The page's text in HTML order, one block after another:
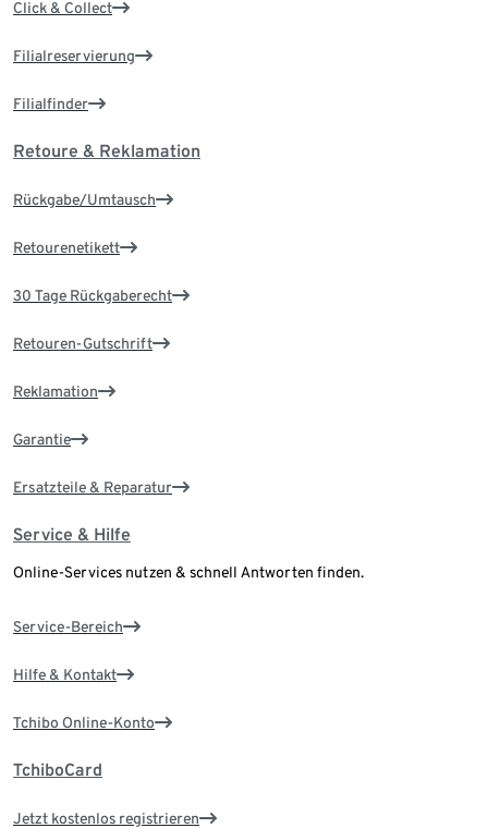
Click & Collect
Filialreservierung
Filialfinder
Retoure & Reklamation
Rückgabe/Umtausch
Retourenetikett
30 Tage Rückgaberecht
Retouren-Gutschrift
Reklamation
Garantie
Ersatzteile & Reparatur
Service & Hilfe
Online-Services nutzen & schnell Antworten finden.
Service-Bereich
Hilfe & Kontakt
Tchibo Online-Konto
TchiboCard
Jetzt kostenlos registrieren